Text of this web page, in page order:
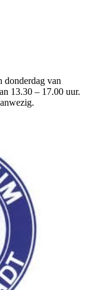
donderdag van
13.30 – 17.00 uur.